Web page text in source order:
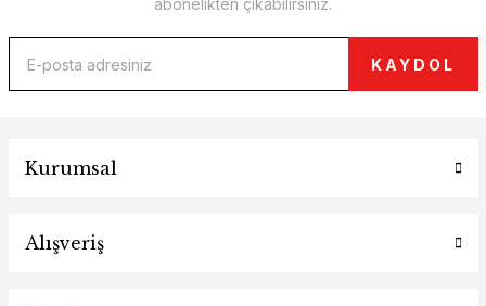
abonelikten çıkabilirsiniz.
KAYDOL
Kurumsal
Alışveriş